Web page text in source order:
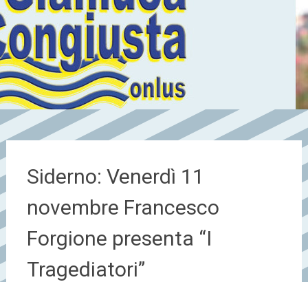
Siderno: Venerdì 11
novembre Francesco
Forgione presenta “I
Tragediatori”